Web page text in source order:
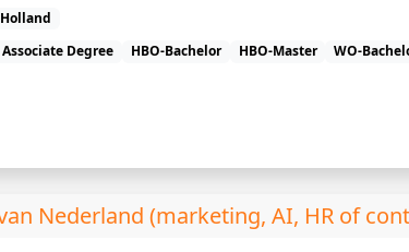
Associate Degree HBO-Bachelor HBO-Master
WO-
Nederland (marketing, AI, HR of